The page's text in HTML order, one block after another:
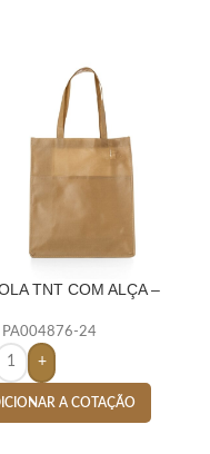
TNT COM ALÇA –
PA004876-24
+
A COTAÇÃO